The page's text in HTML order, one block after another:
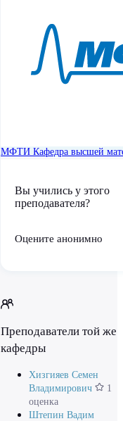
МФТИ Кафедра высшей
Вы учились у этого
преподавателя?
Оцените анонимно
Преподаватели той же
кафедры
Хизгияев Семен
Владимирович
1
оценка
Штепин Вадим